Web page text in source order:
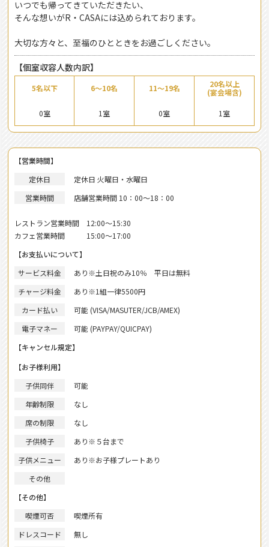
いつでも帰ってきていただきたい、
そんな想いがR・CASAには込められております。
大切な方々と、至福のひとときをお過ごしください。
【個室収容人数内訳】
5名以下 6～10名 11～19名
20名以上
(宴会場含)
0室 1室 0室 1室
【営業時間】
定休日
定休日 火曜日・水曜日
営業時間
店舗営業時間 10：00～18：00
レストラン営業時間 12:00〜15:30
カフェ営業時間 15:00〜17:00
【お支払いについて】
サービス料金
あり※土日祝のみ10％ 平日は無料
チャージ料金
あり※1組一律5500円
カード払い
可能 (VISA/MASUTER/JCB/AMEX)
電子マネー
可能 (PAYPAY/QUICPAY)
【キャンセル規定】
【お子様利用】
子供同伴
可能
年齢制限
なし
席の制限
なし
子供椅子
あり※５台まで
子供メニュー
あり※お子様プレートあり
その他
【その他】
喫煙可否
喫煙所有
ドレスコード
無し